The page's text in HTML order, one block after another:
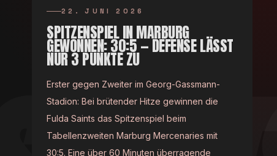
22. JUNI 2026
SPITZENSPIEL IN MARBURG
GEWONNEN: 30:5 — DEFENSE LÄSST
NUR 3 PUNKTE ZU
Erster gegen Zweiter im Georg-Gassmann-
Stadion: Bei brütender Hitze gewinnen die
Fulda Saints das Spitzenspiel beim
Tabellenzweiten Marburg Mercenaries mit
30:5. Eine über 60 Minuten überragende